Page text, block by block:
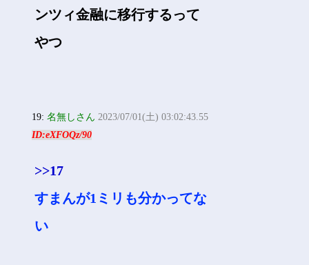
ンツィ金融に移行するって
やつ
19:名無しさん 2023/07/01(土) 03:02:43.55
ID:eXFOQz/90
>>17
すまんが1ミリも分かってな
い